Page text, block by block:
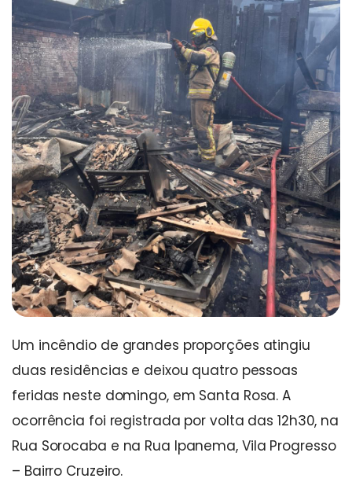
Um incêndio de grandes proporções atingiu
duas residências e deixou quatro pessoas
feridas neste domingo, em Santa Rosa. A
ocorrência foi registrada por volta das 12h30, na
Rua Sorocaba e na Rua Ipanema, Vila Progresso
– Bairro Cruzeiro.